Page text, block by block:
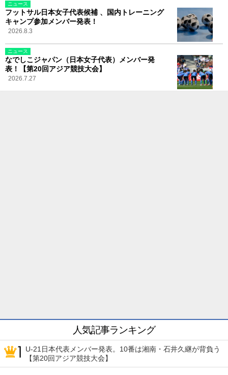
ニュース
フットサル日本女子代表候補 、国内トレーニング
キャンプ参加メンバー発表！
2026.8.3
ニュース
なでしこジャパン（日本女子代表）メンバー発
表！【第20回アジア競技大会】
2026.7.27
人気記事ランキング
U-21日本代表メンバー発表。10番は湘南・石井久継が背負う
【第20回アジア競技大会】